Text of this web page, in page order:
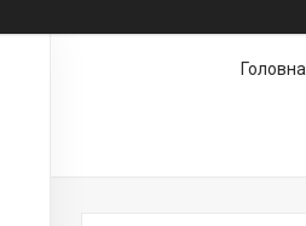
Головна